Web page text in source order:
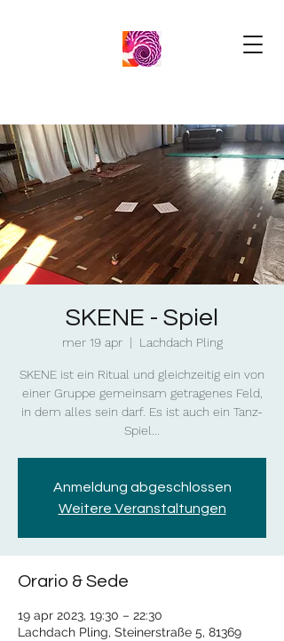
SKENE - Spiel
mer 19 apr
  |
Lachdach Pling
SKENE ist ein Ritual und gleichzeitig ein von
einer Gruppe gemeinsam getragenes Feld,
in dem alles sein darf. Es ist auch ein Tanz-
Spiel...
Anmeldung abgeschlossen
Weitere Veranstaltungen
Orario & Sede
19 apr 2023, 19:30 – 22:30
Lachdach Pling, Steinerstraße 5, 81369